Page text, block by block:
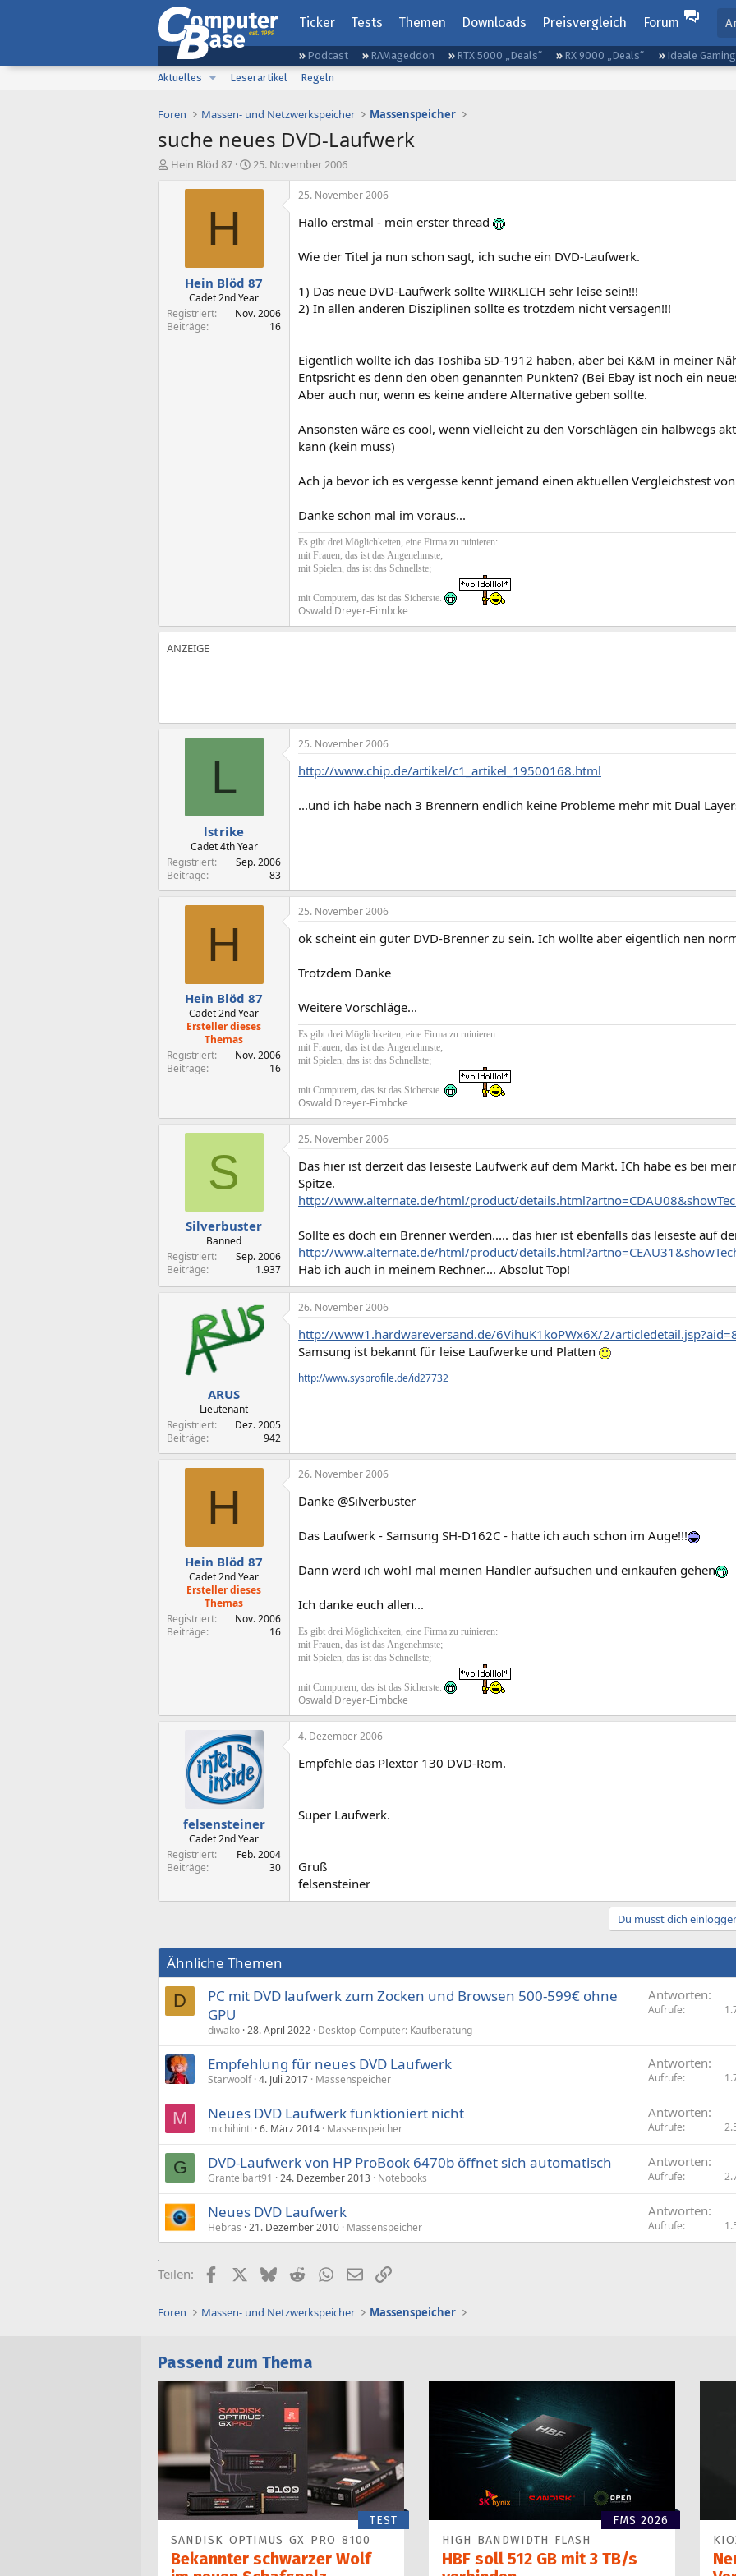
Ticker Tests Themen Downloads Preisvergleich Forum
Podcast RAMageddon RTX 5000 „Deals“ RX 9000 „Deals“ Ideale
Aktuelles
Leserartikel Regeln
Foren Massen- und Netzwerkspeicher Massenspeicher
suche neues DVD-Laufwerk
E
Hein Blöd 87
E
s
t
a
m
25. November 2006
H
Hein Blöd 87
Cadet 2nd Year
Registriert
Nov. 2006
Beiträge
16
25. November 2006
Hallo erstmal - mein erster thread
Wie der Titel ja nun schon sagt, ich suche ein DVD-Laufwerk.
1) Das neue DVD-Laufwerk sollte WIRKLICH sehr leise sein!!!
2) In allen anderen Disziplinen sollte es trotzdem nicht versagen!!!
Eigentlich wollte ich das Toshiba SD-1912 haben, aber bei K&M in meiner
Entpsricht es denn den oben genannten Punkten? (Bei Ebay ist noch ein
Aber auch nur, wenn es keine andere Alternative geben sollte.
Ansonsten wäre es cool, wenn vielleicht zu den Vorschlägen ein halbwegs
kann (kein muss)
Ach ja bevor ich es vergesse kennt jemand einen aktuellen Vergleichstest
Danke schon mal im voraus...
Es gibt drei Möglichkeiten, eine Firma zu ruinieren:
mit Frauen, das ist das Angenehmste;
mit Spielen, das ist das Schnellste;
mit Computern, das ist das Sicherste.
Oswald Dreyer-Eimbcke
L
lstrike
Cadet 4th Year
Registriert
Sep. 2006
Beiträge
83
25. November 2006
http://www.chip.de/artikel/c1_artikel_19500168.html
...und ich habe nach 3 Brennern endlich keine Probleme mehr mit Dual
H
Hein Blöd 87
Cadet 2nd Year
Ersteller dieses
Themas
Registriert
Nov. 2006
Beiträge
16
25. November 2006
ok scheint ein guter DVD-Brenner zu sein. Ich wollte aber eigentlich nen
Trotzdem Danke
Weitere Vorschläge...
Es gibt drei Möglichkeiten, eine Firma zu ruinieren:
mit Frauen, das ist das Angenehmste;
mit Spielen, das ist das Schnellste;
mit Computern, das ist das Sicherste.
Oswald Dreyer-Eimbcke
S
Silverbuster
Banned
Registriert
Sep. 2006
Beiträge
1.937
25. November 2006
Das hier ist derzeit das leiseste Laufwerk auf dem Markt. ICh habe es bei
Spitze.
http://www.alternate.de/html/product/
Sollte es doch ein Brenner werden..... das hier ist ebenfalls das leiseste auf
http://www.alternate.de/html/product/
Hab ich auch in meinem Rechner.... Absolut Top!
ARUS
Lieutenant
Registriert
Dez. 2005
Beiträge
942
26. November 2006
http://www1.hardwareversand.de/6VihuK1koPWx6X/2/
Samsung ist bekannt für leise Laufwerke und Platten
http://www.sysprofile.de/id27732
H
Hein Blöd 87
Cadet 2nd Year
Ersteller dieses
Themas
Registriert
Nov. 2006
Beiträge
16
26. November 2006
Danke @Silverbuster
Das Laufwerk - Samsung SH-D162C - hatte ich auch schon im Auge!!!
Dann werd ich wohl mal meinen Händler aufsuchen und einkaufen gehen
Ich danke euch allen...
Es gibt drei Möglichkeiten, eine Firma zu ruinieren:
mit Frauen, das ist das Angenehmste;
mit Spielen, das ist das Schnellste;
mit Computern, das ist das Sicherste.
Oswald Dreyer-Eimbcke
felsensteiner
Cadet 2nd Year
Registriert
Feb. 2004
Beiträge
30
4. Dezember 2006
Empfehle das Plextor 130 DVD-Rom.
Super Laufwerk.
Gruß
felsensteiner
Du musst dich
Ähnliche Themen
D
PC mit DVD laufwerk zum Zocken und Browsen 500-599€ ohne
GPU
diwako 28. April 2022 Desktop-Computer: Kaufberatung
Antworten
Aufrufe
Empfehlung für neues DVD Laufwerk
Starwoolf 4. Juli 2017 Massenspeicher
Antworten
Aufrufe
M Neues DVD Laufwerk funktioniert nicht
michihinti 6. März 2014 Massenspeicher
Antworten
Aufrufe
G DVD-Laufwerk von HP ProBook 6470b öffnet sich automatisch
Grantelbart91 24. Dezember 2013 Notebooks
Antworten
Aufrufe
Neues DVD Laufwerk
Hebras 21. Dezember 2010 Massenspeicher
Antworten
Aufrufe
Teilen: FacebookX (Twitter)
BlueskyRedditWhatsApp
E-MailLink
Foren Massen- und Netzwerkspeicher Massenspeicher
Passend zum Thema
TEST
SANDISK OPTIMUS GX PRO 8100
Bekannter schwarzer Wolf
FMS 2026
HIGH BANDWIDTH FLASH
HBF soll 512 GB mit 3 TB/s